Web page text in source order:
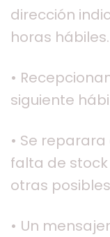
dirección
horas hábiles.
•
siguiente
• Se
falta de
otras
• Un